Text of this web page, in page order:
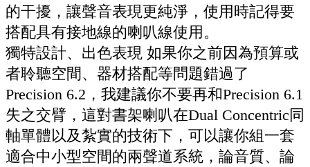
的干擾，讓聲音表現更純淨，使用時記得要
搭配具有接地線的喇叭線使用。
獨特設計、出色表現 如果你之前因為預算或
者聆聽空間、器材搭配等問題錯過了
Precision 6.2，我建議你不要再和Precision 6.1
失之交臂，這對書架喇叭在Dual Concentric同
軸單體以及紮實的技術下，可以讓你組一套
適合中小型空間的兩聲道系統，論音質、論